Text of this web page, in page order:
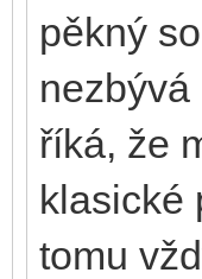
pěkný
říká, že
klasické
tomu